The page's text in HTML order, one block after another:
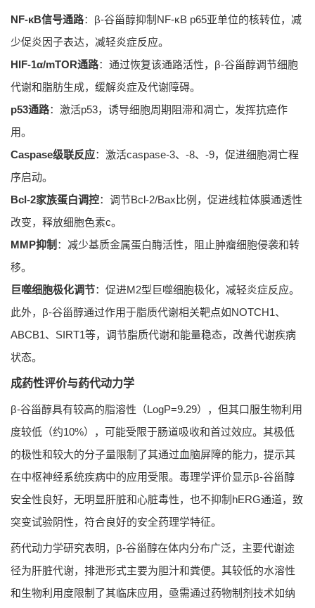
NF-κB信号通路：β-谷甾醇抑制NF-κB p65亚单位的核转位，减
少促炎因子表达，减轻炎症反应。
HIF-1α/mTOR通路：通过恢复该通路活性，β-谷甾醇调节细胞
代谢和脂肪生成，缓解炎症及代谢障碍。
p53通路：激活p53，诱导细胞周期阻滞和凋亡，发挥抗癌作
用。
Caspase级联反应：激活caspase-3、-8、-9，促进细胞凋亡程
序启动。
Bcl-2家族蛋白调控：调节Bcl-2/Bax比例，促进线粒体膜通透性
改变，释放细胞色素c。
MMP抑制 ：减少基质金属蛋白酶活性，阻止肿瘤细胞侵袭和转
移。
巨噬细胞极化调节：促进M2型巨噬细胞极化，减轻炎症反应。
此外，β-谷甾醇通过作用于脂质代谢相关靶点如NOTCH1、
ABCB1、SIRT1等，调节脂质代谢和能量稳态，改善代谢疾病
状态。
成药性评价与药代动力学
β-谷甾醇具有较高的脂溶性（LogP=9.29），但其口服生物利用
度较低（约10%），可能受限于肠道吸收和首过效应。其极低
的极性和较大的分子量限制了其通过血脑屏障的能力，提示其
在中枢神经系统疾病中的应用受限。毒理学评价显示β-谷甾醇
安全性良好，无明显肝脏和心脏毒性，也不抑制hERG通道，致
突变试验阴性，符合良好的安全药理学特征。
药代动力学研究表明，β-谷甾醇在体内分布广泛，主要代谢途
径为肝脏代谢，排泄形式主要为胆汁和粪便。其较低的水溶性
和生物利用度限制了其临床应用，亟需通过药物制剂技术如纳